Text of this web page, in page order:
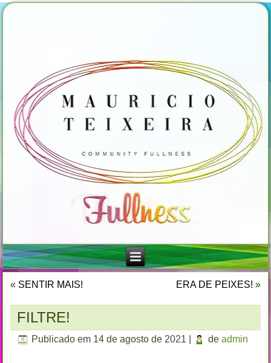
« SENTIR MAIS! ERA DE PEIXES! »
FILTRE!
Publicado em 14 de agosto de 2021 de admin